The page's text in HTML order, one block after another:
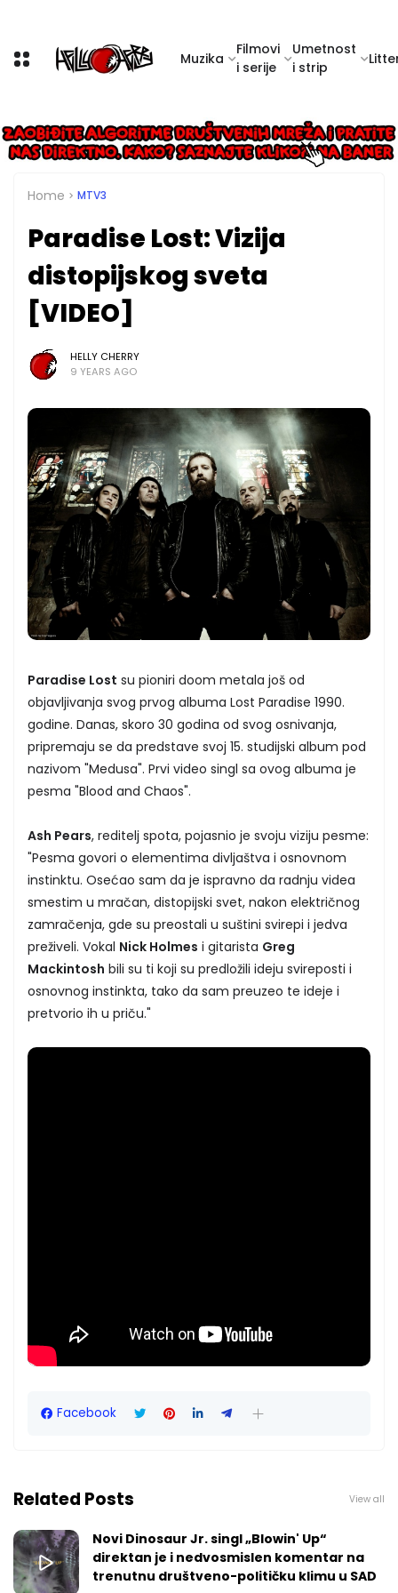
Muzika
Filmovi
i serije
Umetnost
i strip
Home MTV3
Paradise Lost: Vizija
distopijskog sveta
[VIDEO]
HELLY CHERRY
9 YEARS AGO
Paradise Lost su pioniri doom metala još od
objavljivanja svog prvog albuma Lost Paradise 1990.
godine. Danas, skoro 30 godina od svog osnivanja,
pripremaju se da predstave svoj 15. studijski album pod
nazivom "Medusa". Prvi video singl sa ovog albuma je
pesma "Blood and Chaos".
Ash Pears, reditelj spota, pojasnio je svoju viziju pesme:
"Pesma govori o elementima divljaštva i osnovnom
instinktu. Osećao sam da je ispravno da radnju videa
smestim u mračan, distopijski svet, nakon električnog
zamračenja, gde su preostali u suštini svirepi i jedva
preživeli. Vokal Nick Holmes i gitarista Greg
Mackintosh bili su ti koji su predložili ideju svireposti i
osnovnog instinkta, tako da sam preuzeo te ideje i
pretvorio ih u priču."
Facebook
Related Posts View all
Novi Dinosaur Jr. singl „Blowin' Up“
direktan je i nedvosmislen komentar na
trenutnu društveno-političku klimu u SAD